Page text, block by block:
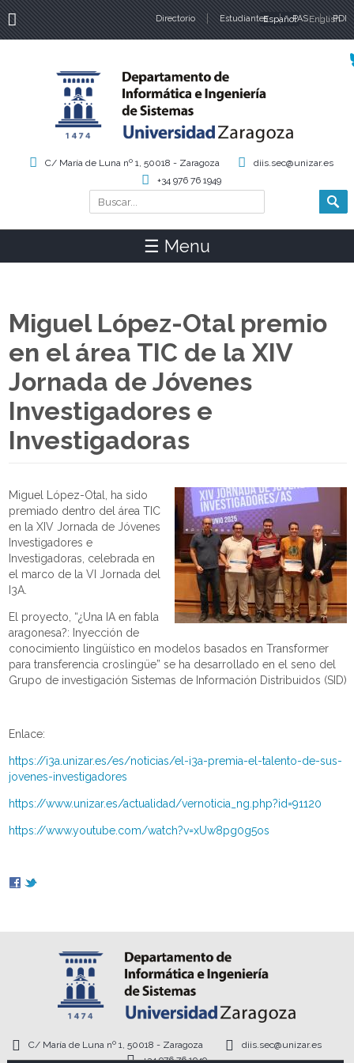
Directorio Estudiantes PAS PDI
Idiomas
Español English
Formulario de búsqueda
Buscar
C/ María de Luna nº 1, 50018 - Zaragoza
diis.sec@unizar.es
+34 976 76 1949
☰ Menu
Miguel López-Otal premio
en el área TIC de la XIV
Jornada de Jóvenes
Investigadores e
Investigadoras
Miguel López-Otal, ha sido
premiado dentro del área TIC
en la XIV Jornada de Jóvenes
Investigadores e
Investigadoras, celebrada en
el marco de la VI Jornada del
I3A.
El proyecto, “¿Una IA en fabla
aragonesa?: Inyección de
conocimiento lingüístico en modelos basados en Transformer
para transferencia croslingüe” se ha desarrollado en el seno del
Grupo de investigación Sistemas de Información Distribuidos (SID)
Enlace:
https://i3a.unizar.es/es/noticias/el-i3a-premia-el-talento-de-sus-
jovenes-investigadores
https://www.unizar.es/actualidad/vernoticia_ng.php?id=91120
https://www.youtube.com/watch?v=xUw8pg0g5os
C/ María de Luna nº 1, 50018 - Zaragoza
diis.sec@unizar.es
+34 976 76 1949